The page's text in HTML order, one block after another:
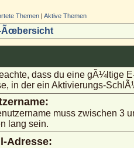
Themen| Aktive Themen
Ãœbersicht
dass du eine gÃ¼ltige
in der ein Aktivierungs-
muss zwischen 3
lang sein.
Adresse: